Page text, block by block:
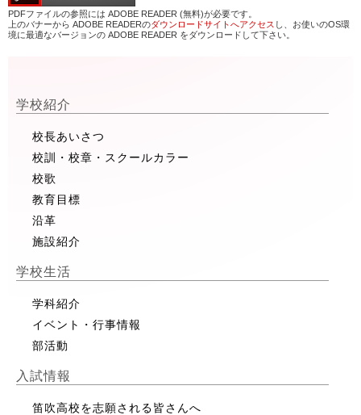
PDFファイルの参照には ADOBE READER (無料)が必要です。
上のバナーから ADOBE READERのダウンロードサイトへアクセス し、お使いのOS環
境に最適なバージョンの ADOBE READER をダウンロードして下さい。
学校紹介
校長あいさつ
校訓・校章・スクールカラー
校歌
教育目標
沿革
施設紹介
学校生活
学科紹介
イベント・行事情報
部活動
入試情報
笛吹高校を志願される皆さんへ